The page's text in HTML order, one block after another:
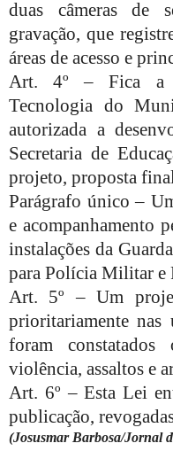
duas câmeras de
gravação, que
áreas de acesso e
Art. 4º – Fica a
Tecnologia do
autorizada a
Secretaria de
projeto, proposta
Parágrafo único –
e acompanhamento
instalações da
para Polícia Militar
Art. 5º – Um
prioritariamente nas
foram
violência, assaltos e
Art. 6º – Esta Lei
publicação,
(Josusmar Barbosa/Jornal